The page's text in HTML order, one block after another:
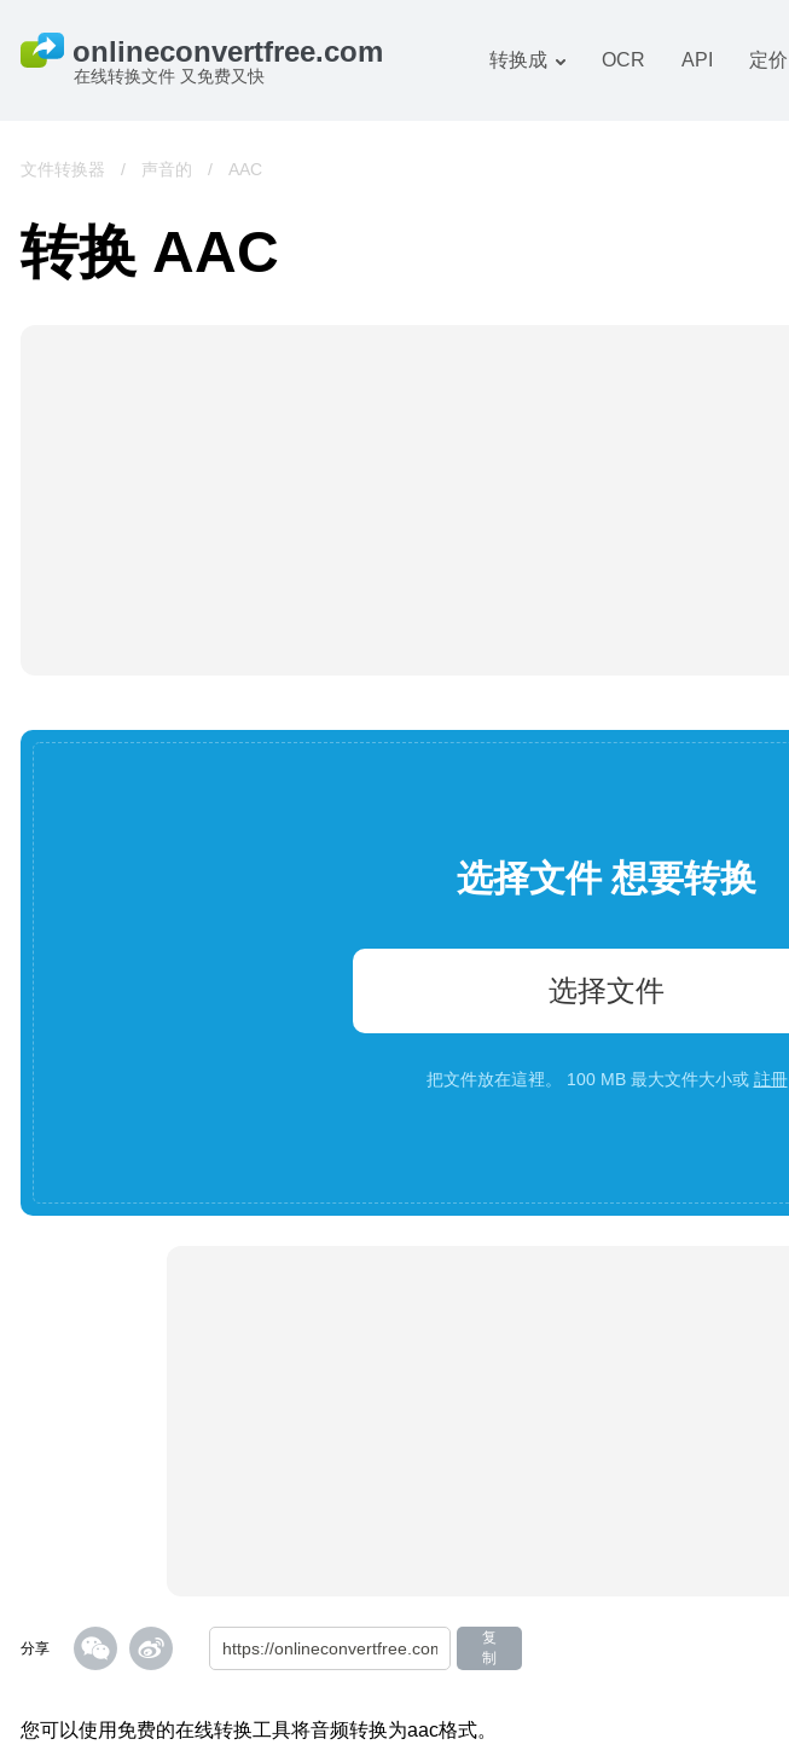
在线转换文件 又免费又快
转换成 OCR API 定价
文件转换器 / 声音的 / AAC
转换 AAC
选择文件 想要转换
选择文件
把文件放在這裡。 100 MB 最大文件大小或 註冊
分享
复
制
您可以使用免费的在线转换工具将音频转换为aac格式。